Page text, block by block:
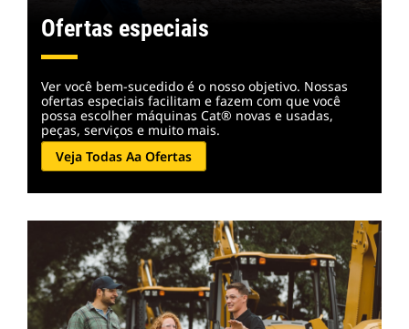
Ofertas especiais
Ver você bem-sucedido é o nosso objetivo. Nossas
ofertas especiais facilitam e fazem com que você
possa escolher máquinas Cat® novas e usadas,
peças, serviços e muito mais.
Veja Todas Aa Ofertas